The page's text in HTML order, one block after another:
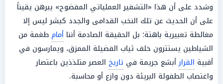
وشدد على أن هذا «التشفير العملياتي المفضوح» يبرهن يقيناً
على أن الحديث عن تلك النخب القدامى والجدد كبشر ليس إلا
مغالطة تعبيرية باهتة؛ بل الحقيقة الصادمة أننا أمام طغمة من
الشياطين يستترون خلف ثياب الفضيلة الممزق، ويمارسون في
أقبية القرارأبشع جريمة في تاريخ العصر متلذذين باعتصار
واغتصاب الطفولة البريئة دون وازع أو محاسبة.